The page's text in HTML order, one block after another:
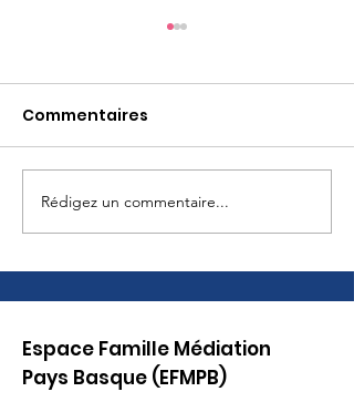
Journée des familles
à Biarritz Samedi 6
juin
Commentaires
Rédigez un commentaire...
Espace Famille Médiation
Pays Basque (EFMPB)